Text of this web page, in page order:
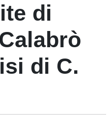
di
di C.